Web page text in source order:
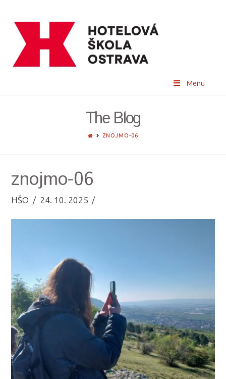
Menu
The Blog
HOMEZNOJMO-06
znojmo-06
HŠO 24. 10. 2025